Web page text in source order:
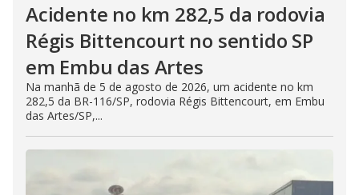
Acidente no km 282,5 da rodovia
Régis Bittencourt no sentido SP
em Embu das Artes
Na manhã de 5 de agosto de 2026, um acidente no km
282,5 da BR-116/SP, rodovia Régis Bittencourt, em Embu
das Artes/SP,...